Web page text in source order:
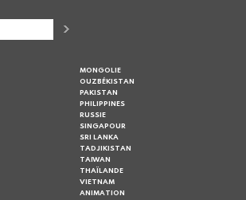
MONGOLIE
OUZBÉKISTAN
PAKISTAN
PHILIPPINES
RUSSIE
SINGAPOUR
SRI LANKA
TADJIKISTAN
TAIWAN
THAÏLANDE
VIETNAM
ANIMATION